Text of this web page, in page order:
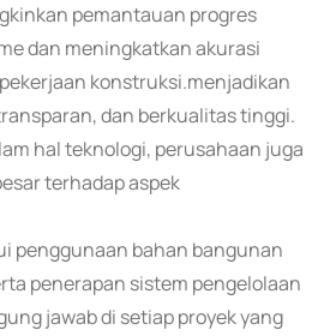
pemantauan progres
dan meningkatkan akurasi
konstruksi.menjadikan
dan berkualitas tinggi.
hal teknologi, perusahaan juga
terhadap aspek
penggunaan bahan bangunan
penerapan sistem pengelolaan
jawab di setiap proyek yang